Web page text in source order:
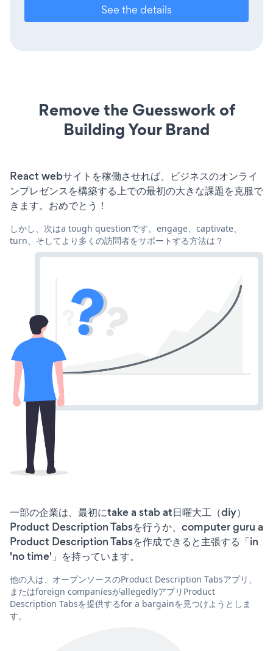
See the details
Remove the Guesswork of
Building Your Brand
React webサイトを稼働させれば、ビジネスのオンライ
ンプレゼンスを構築する上での最初の大きな課題を克服で
きます。おめでとう！
しかし、次はa tough questionです。engage、captivate、
turn、そしてより多くの訪問者をサポートする方法は？
一部の企業は、最初にtake a stab at日曜大工（diy）
Product Description Tabsを行うか、computer guru a
Product Description Tabsを作成できると主張する「in
'no time'」を持っています。
他の人は、オープンソースのProduct Description Tabsアプリ、
またはforeign companiesがallegedlyアプリProduct
Description Tabsを提供するfor a bargainを見つけようとしま
す。